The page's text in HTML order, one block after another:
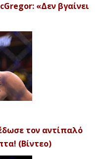
«Δεν βγαίνει
τον αντίπαλό
(Βίντεο)